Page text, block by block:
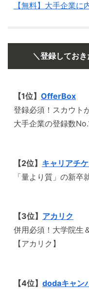
【無料】大手企業
＼登録してお
【1位】 OfferBox
登録必須！スカウト
大手企業の登録数
【2位】 キャリアチ
「量より質」の新卒
【3位】 アカリク
併用必須！大学院生
【アカリク】
【4位】 dodaキャン